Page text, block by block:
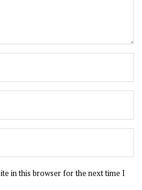
in this browser for the next time I